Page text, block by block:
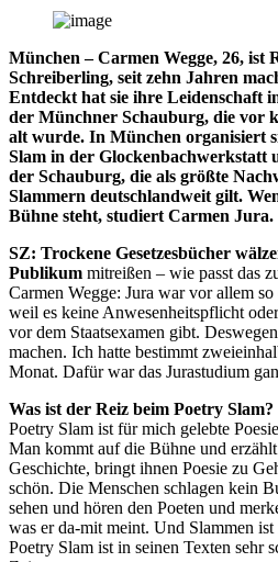
München – Carmen Wegge, 26, ist
Schreiberling, seit zehn Jahren
Entdeckt hat sie ihre Leidenschaft
der Münchner Schauburg, die vor
alt wurde. In München organisiert
Slam in der Glockenbachwerkstatt
der Schauburg, die als größte
Slammern deutschlandweit gilt.
Bühne steht, studiert Carmen Jura.
SZ: Trockene Gesetzesbücher
Publikum mitreißen – wie passt das
Carmen Wegge: Jura war vor allem
weil es keine Anwesenheitspflicht
vor dem Staatsexamen gibt.
machen. Ich hatte bestimmt
Monat. Dafür war das Jurastudium
Was ist der Reiz beim Poetry Slam?
Poetry Slam ist für mich gelebte
Man kommt auf die Bühne und
Geschichte, bringt ihnen Poesie zu
schön. Die Menschen schlagen kein
sehen und hören den Poeten und
was er da-mit meint. Und Slammen
Poetry Slam ist in seinen Texten sehr